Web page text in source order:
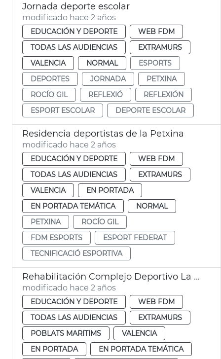
Jornada deporte escolar
modificado hace 2 años
EDUCACIÓN Y DEPORTE
WEB FDM
TODAS LAS AUDIENCIAS
EXTRAMURS
VALENCIA
NORMAL
ESPORTS
DEPORTES
JORNADA
PETXINA
ROCÍO GIL
REFLEXIÓ
REFLEXIÓN
ESPORT ESCOLAR
DEPORTE ESCOLAR
Residencia deportistas de la Petxina
modificado hace 2 años
EDUCACIÓN Y DEPORTE
WEB FDM
TODAS LAS AUDIENCIAS
EXTRAMURS
VALENCIA
EN PORTADA
EN PORTADA TEMÁTICA
NORMAL
PETXINA
ROCÍO GIL
FDM ESPORTS
ESPORT FEDERAT
TECNIFICACIÓ ESPORTIVA
Rehabilitación Complejo Deportivo La Petxina
modificado hace 2 años
EDUCACIÓN Y DEPORTE
WEB FDM
TODAS LAS AUDIENCIAS
EXTRAMURS
POBLATS MARITIMS
VALENCIA
EN PORTADA
EN PORTADA TEMÁTICA